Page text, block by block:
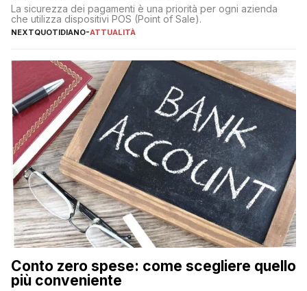
La sicurezza dei pagamenti è una priorità per ogni azienda
che utilizza dispositivi POS (Point of Sale).
NEXTQUOTIDIANO-ATTUALITÀ
Conto zero spese: come scegliere quello
più conveniente